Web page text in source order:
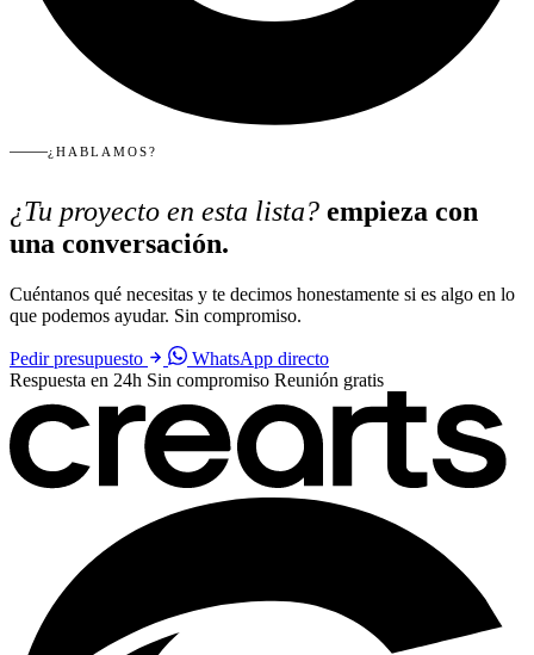
¿HABLAMOS?
¿Tu proyecto en esta lista? empieza con
una conversación.
Cuéntanos qué necesitas y te decimos honestamente si es algo en lo
que podemos ayudar. Sin compromiso.
Pedir presupuesto
WhatsApp directo
Respuesta en 24h Sin compromiso Reunión gratis